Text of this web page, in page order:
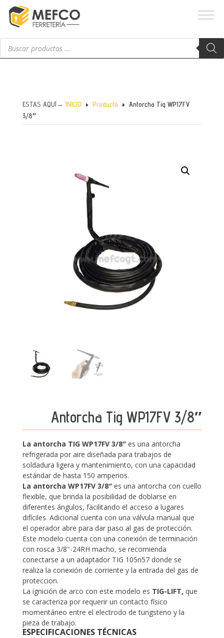
Búsqueda
productos
ESTAS AQUÍ→ INICIO E Producto E Antorcha Tig WP17FV
3/8″
Antorcha Tig WP17FV 3/8″
La antorcha TIG WP17FV 3/8″es una antorcha
refrigerada por aire diseñada para trabajos de
soldadura ligera y mantenimiento, con una capacidad
estándar de hasta 150 amperios.
La antorcha WP17FV 3/8″es una antorcha con cuello
flexible, que brinda la posibilidad de doblarse en
diferentes ángulos, facilitando el acceso a lugares
difíciles. Adicional cuenta con una válvula manual que
el operador abre para dar paso al gas de protección.
Este modelo cuenta con una conexión de terminación
con rosca 3/8″-24RH macho, se recomienda
conectarse a un adaptador TIG 105n57 donde se
realiza la conexión de corriente y la entrada del gas de
proteccion.
La ignición de arco con este modelo es TIG-LIFT, que
se caracteriza por requerir un contacto físico
momentáneo entre el electrodo de tungsteno y la
pieza de trabajo.
ESPECIFICACIONES TÉCNICAS